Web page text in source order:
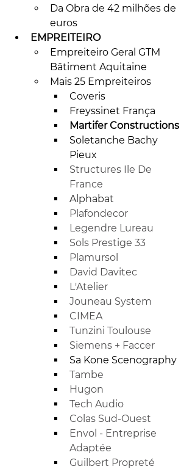
Da Obra de 42 milhões de
euros
EMPREITEIRO
Empreiteiro Geral GTM
Bâtiment Aquitaine
Mais 25 Empreiteiros
Coveris
Freyssinet França
Martifer Constructions
Soletanche Bachy
Pieux
Structures Ile De
France
Alphabat
Plafondecor
Legendre Lureau
Sols Prestige 33
Plamursol
David Davitec
L'Atelier
Jouneau System
CIMEA
Tunzini Toulouse
Siemens + Faccer
Sa Kone Scenography
Tambe
Hugon
Tech Audio
Colas Sud-Ouest
Envol - Entreprise
Adaptée
Guilbert Propreté